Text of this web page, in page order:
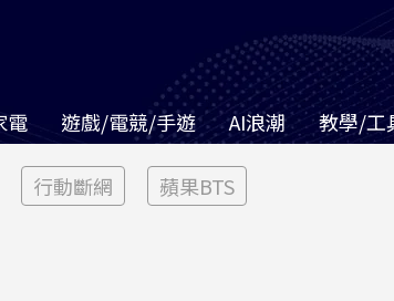
電 遊戲/電競/手遊 AI浪潮 教學/工
行動斷網 蘋果BTS